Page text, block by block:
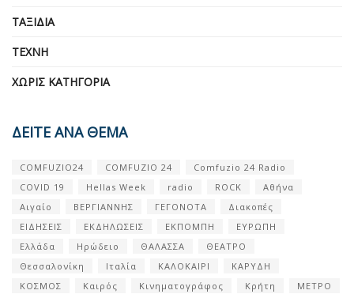
ΤΑΞΊΔΙΑ
ΤΈΧΝΗ
ΧΩΡΊΣ ΚΑΤΗΓΟΡΊΑ
ΔΕΙΤΕ ΑΝΑ ΘΕΜΑ
COMFUZIO24 COMFUZIO 24
Comfuzio 24 Radio
COVID 19
Hellas Week radio ROCK
Αθήνα
Αιγαίο
ΒΕΡΓΙΑΝΝΗΣ ΓΕΓΟΝΟΤΑ
Διακοπές
ΕΙΔΗΣΕΙΣ
ΕΚΔΗΛΩΣΕΙΣ ΕΚΠΟΜΠΗ
ΕΥΡΩΠΗ
Ελλάδα
Ηρώδειο ΘΑΛΑΣΣΑ
ΘΕΑΤΡΟ
Θεσσαλονίκη
Ιταλία ΚΑΛΟΚΑΙΡΙ
ΚΑΡΥΔΗ
ΚΟΣΜΟΣ
Καιρός Κινηματογράφος Κρήτη ΜΕΤΡΟ